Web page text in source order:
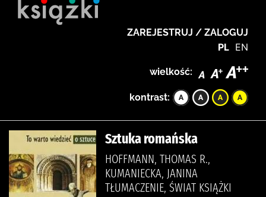
ZAREJESTRUJ / ZALOGUJ
PL EN
wielkość:
kontrast:
Sztuka romańska
HOFFMANN, THOMAS R.,
KUMANIECKA, JANINA
TŁUMACZENIE, ŚWIAT KSIĄŻKI